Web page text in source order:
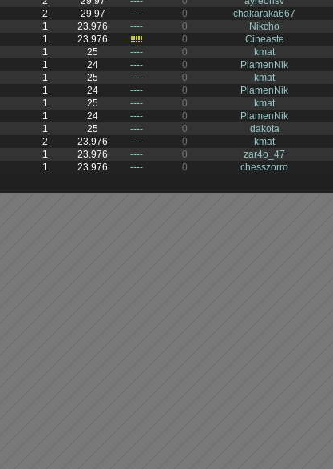
2 29.97 ---- 0 chakaraka667
1 23.976 ---- 0 Nikcho
1 23.976 0 Cineaste
1 25 ---- 0 kmat
1 24 ---- 0 PlamenNik
1 25 ---- 0 kmat
1 24 ---- 0 PlamenNik
1 25 ---- 0 kmat
1 24 ---- 0 PlamenNik
1 25 ---- 0 dakota
2 23.976 ---- 0 kmat
1 23.976 ---- 0 zar4o_47
1 23.976 ---- 0 chesszorro